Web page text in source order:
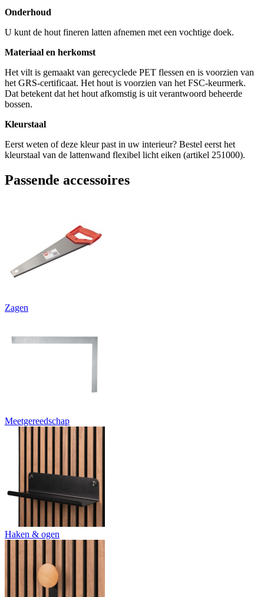
Onderhoud
U kunt de hout fineren latten afnemen met een vochtige doek.
Materiaal en herkomst
Het vilt is gemaakt van gerecyclede PET flessen en is voorzien van
het GRS-certificaat. Het hout is voorzien van het FSC-keurmerk.
Dat betekent dat het hout afkomstig is uit verantwoord beheerde
bossen.
Kleurstaal
Eerst weten of deze kleur past in uw interieur? Bestel eerst het
kleurstaal van de lattenwand flexibel licht eiken (artikel 251000).
Passende accessoires
Zagen
Meetgereedschap
Haken & ogen